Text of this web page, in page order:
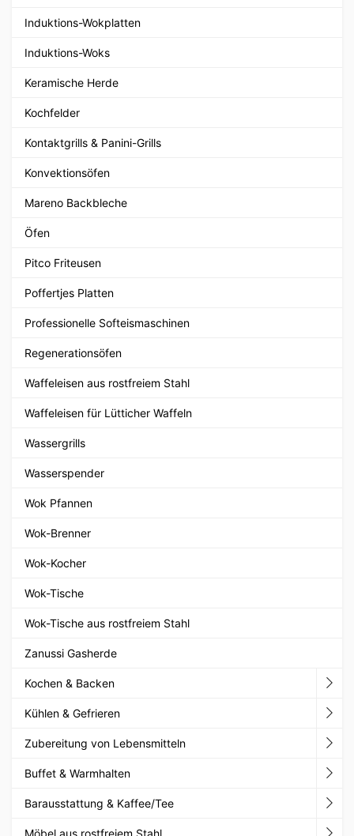
Induktions-Wokplatten
Induktions-Woks
Keramische Herde
Kochfelder
Kontaktgrills & Panini-Grills
Konvektionsöfen
Mareno Backbleche
Öfen
Pitco Friteusen
Poffertjes Platten
Professionelle Softeismaschinen
Regenerationsöfen
Waffeleisen aus rostfreiem Stahl
Waffeleisen für Lütticher Waffeln
Wassergrills
Wasserspender
Wok Pfannen
Wok-Brenner
Wok-Kocher
Wok-Tische
Wok-Tische aus rostfreiem Stahl
Zanussi Gasherde
Kochen & Backen
Kühlen & Gefrieren
Zubereitung von Lebensmitteln
Buffet & Warmhalten
Barausstattung & Kaffee/Tee
Möbel aus rostfreiem Stahl